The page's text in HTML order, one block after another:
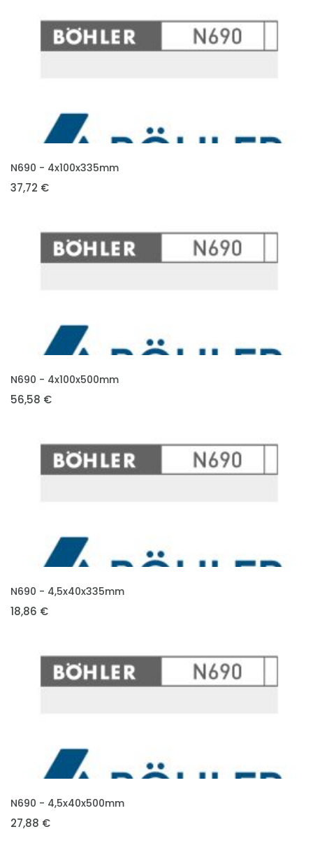
VLOŽIT DO KOŠÍKU
N690 - 4x100x335mm
37,72 €
VLOŽIT DO KOŠÍKU
N690 - 4x100x500mm
56,58 €
VLOŽIT DO KOŠÍKU
N690 - 4,5x40x335mm
18,86 €
VLOŽIT DO KOŠÍKU
N690 - 4,5x40x500mm
27,88 €